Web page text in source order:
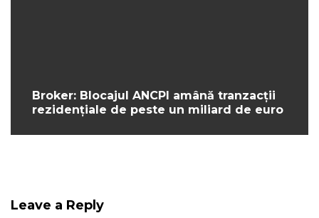
Broker: Blocajul ANCPI amână tranzacții
rezidențiale de peste un miliard de euro
Leave a Reply